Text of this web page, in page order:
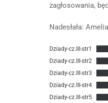
zagłosowania,
Nadesłała: Amelia
Dziady-cz.III-str1
Dziady-cz.III-str2
Dziady-cz.III-str3
Dziady-cz.III-str4
Dziady-cz.III-str5